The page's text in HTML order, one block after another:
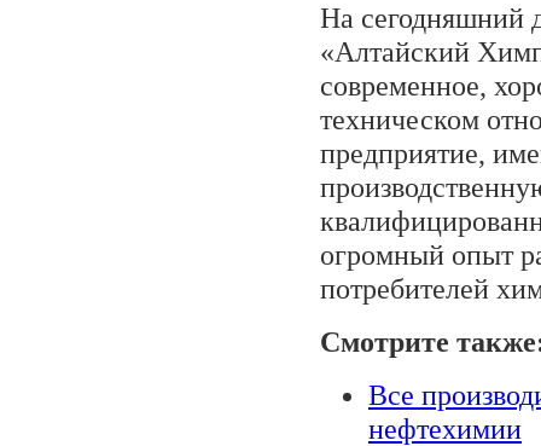
На сегодняшний
«Алтайский
современное,
техническом
предприятие,
огромный опыт
потребителей
Смотрите
Все
нефтехимии